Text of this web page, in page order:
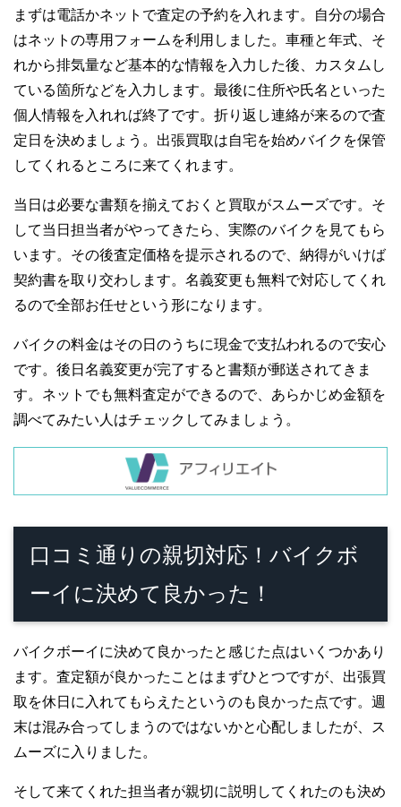
まずは電話かネットで査定の予約を入れます。自分の場合
はネットの専用フォームを利用しました。車種と年式、そ
れから排気量など基本的な情報を入力した後、カスタムし
ている箇所などを入力します。最後に住所や氏名といった
個人情報を入れれば終了です。折り返し連絡が来るので査
定日を決めましょう。出張買取は自宅を始めバイクを保管
してくれるところに来てくれます。
当日は必要な書類を揃えておくと買取がスムーズです。そ
して当日担当者がやってきたら、実際のバイクを見てもら
います。その後査定価格を提示されるので、納得がいけば
契約書を取り交わします。名義変更も無料で対応してくれ
るので全部お任せという形になります。
バイクの料金はその日のうちに現金で支払われるので安心
です。後日名義変更が完了すると書類が郵送されてきま
す。ネットでも無料査定ができるので、あらかじめ金額を
調べてみたい人はチェックしてみましょう。
口コミ通りの親切対応！バイクボ
ーイに決めて良かった！
バイクボーイに決めて良かったと感じた点はいくつかあり
ます。査定額が良かったことはまずひとつですが、出張買
取を休日に入れてもらえたというのも良かった点です。週
末は混み合ってしまうのではないかと心配しましたが、ス
ムーズに入りました。
そして来てくれた担当者が親切に説明してくれたのも決め